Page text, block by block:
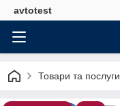
avtotest
Товари та послуги